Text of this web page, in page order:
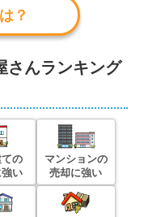
？
さんランキング
の
い
マンションの
売却に強い